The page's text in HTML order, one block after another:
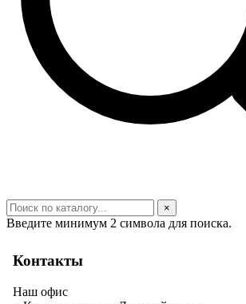
×
Введите минимум 2 символа для поиска.
Контакты
Наш офис